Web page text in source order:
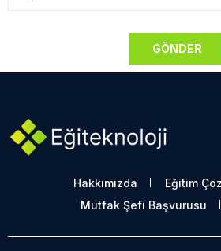
Hakkımızda
Eğitim
Mutfak Şefi Başvurusu